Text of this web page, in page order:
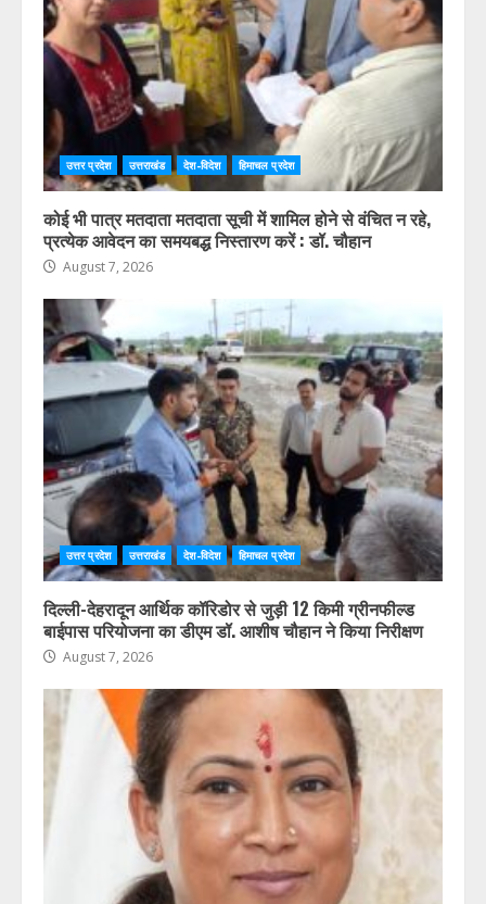
August 7, 2026
उत्तर प्रदेश हिमाचल प्रदेश
कोई भी पात्र मतदाता मतदाता सूची में शामिल होने से वंचित न रहे,
प्रत्येक आवेदन का समयबद्ध निस्तारण करें : डॉ. चौहान
August 7, 2026
उत्तर प्रदेश उत्तराखंड देश-विदेश
दिल्ली-देहरादून आर्थिक कॉरिडोर से जुड़ी 12 किमी ग्रीनफील्ड
बाईपास परियोजना का डीएम डॉ. आशीष चौहान ने किया निरीक्षण
August 7, 2026